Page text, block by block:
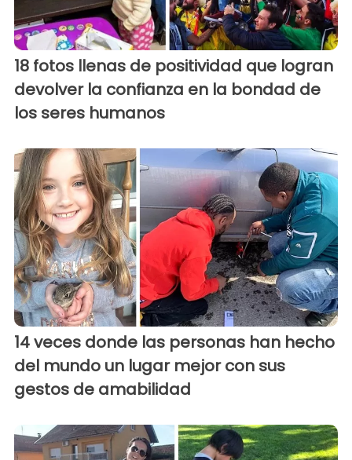
18 fotos llenas de positividad que logran
devolver la confianza en la bondad de
los seres humanos
14 veces donde las personas han hecho
del mundo un lugar mejor con sus
gestos de amabilidad